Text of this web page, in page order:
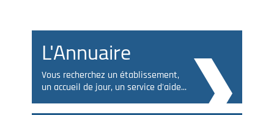
L'Annuaire
Vous recherchez un établissement,
un accueil de jour, un service d'aide...